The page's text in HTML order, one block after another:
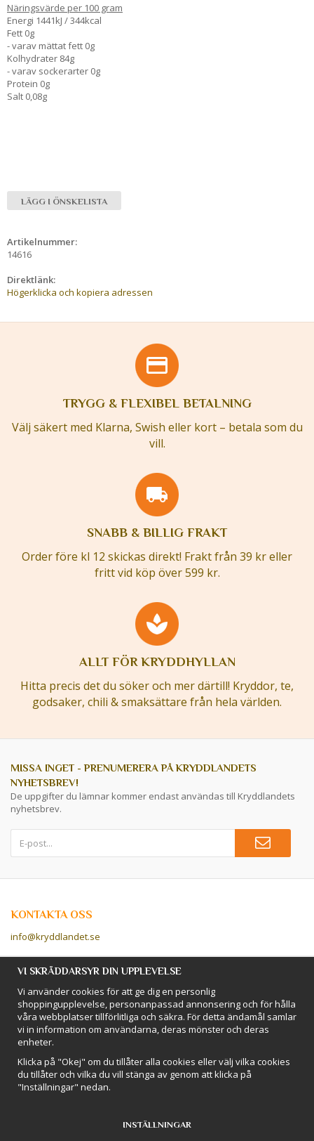
Näringsvärde per 100 gram
Energi 1441kJ / 344kcal
Fett 0g
- varav mättat fett 0g
Kolhydrater 84g
- varav sockerarter 0g
Protein 0g
Salt 0,08g
LÄGG I ÖNSKELISTA
Artikelnummer:
14616
Direktlänk:
Högerklicka och kopiera adressen
TRYGG & FLEXIBEL BETALNING
Välj säkert med Klarna, Swish eller kort – betala som du
vill.
SNABB & BILLIG FRAKT
Order före kl 12 skickas direkt! Frakt från 39 kr eller
fritt vid köp över 599 kr.
ALLT FÖR KRYDDHYLLAN
Hitta precis det du söker och mer därtill! Kryddor, te,
godsaker, chili & smaksättare från hela världen.
MISSA INGET - PRENUMERERA PÅ KRYDDLANDETS
NYHETSBREV!
De uppgifter du lämnar kommer endast användas till Kryddlandets
nyhetsbrev.
KONTAKTA OSS
info@kryddlandet.se
Följ oss på Facebook!
Följ oss på Instagram!
BETALSÄTT
Hos Kryddlandet handlar du tryggt & säkert - och betalar enkelt med
kort, Klarna eller swish!
VI SKRÄDDARSYR DIN UPPLEVELSE
Vi använder cookies för att ge dig en personlig
shoppingupplevelse, personanpassad annonsering och för hålla
våra webbplatser tillförlitliga och säkra. För detta ändamål samlar
vi in information om användarna, deras mönster och deras
enheter.
Klicka på "Okej" om du tillåter alla cookies eller välj vilka cookies
du tillåter och vilka du vill stänga av genom att klicka på
"Inställningar" nedan.
INSTÄLLNINGAR